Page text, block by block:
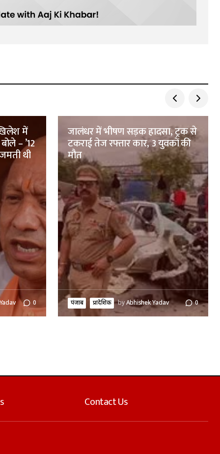
में
– ’12
थी
0
जालंधर में भीषण सड़क हादसा, ट्रक से
टकराई तेज रफ्तार कार, 3 युवकों की
मौत
पंजाब प्रादेशिक byAbhishek Yadav 0
Contact Us